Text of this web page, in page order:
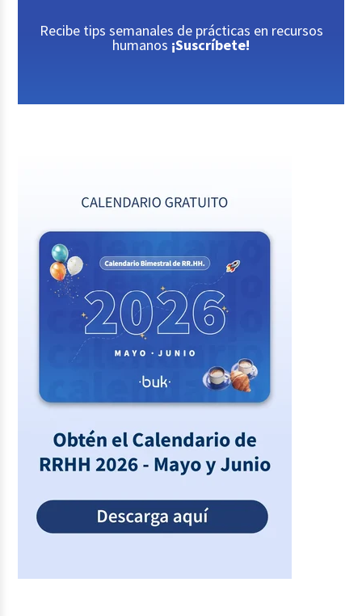
Recibe tips semanales de prácticas en recursos
humanos ¡Suscríbete!